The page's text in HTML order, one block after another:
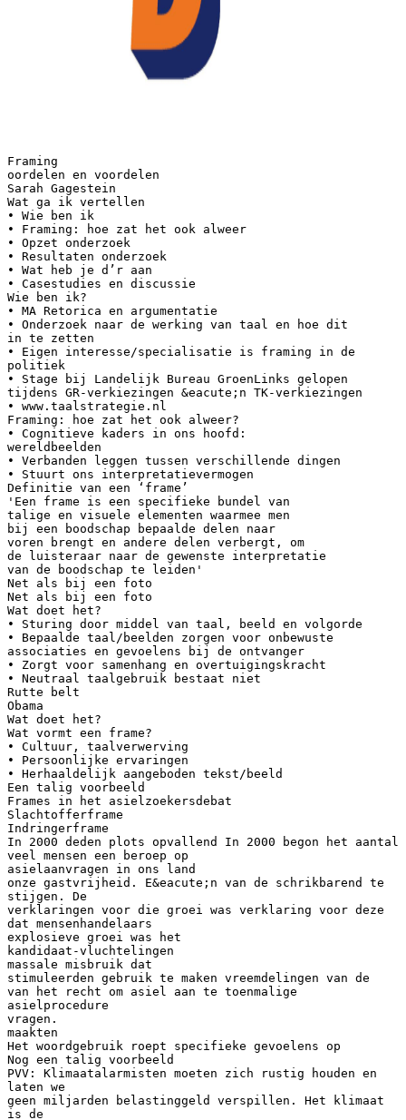
Framing
oordelen en voordelen
Sarah Gagestein
Wat ga ik vertellen
• Wie ben ik
• Framing: hoe zat het ook alweer
• Opzet onderzoek
• Resultaten onderzoek
• Wat heb je d’r aan
• Casestudies en discussie
Wie ben ik?
• MA Retorica en argumentatie
• Onderzoek naar de werking van taal en hoe dit
in te zetten
• Eigen interesse/specialisatie is framing in de
politiek
• Stage bij Landelijk Bureau GroenLinks gelopen
tijdens GR-verkiezingen &eacute;n TK-verkiezingen
• www.taalstrategie.nl
Framing: hoe zat het ook alweer?
• Cognitieve kaders in ons hoofd:
wereldbeelden
• Verbanden leggen tussen verschillende dingen
• Stuurt ons interpretatievermogen
Definitie van een ‘frame’
'Een frame is een specifieke bundel van
talige en visuele elementen waarmee men
bij een boodschap bepaalde delen naar
voren brengt en andere delen verbergt, om
de luisteraar naar de gewenste interpretatie
van de boodschap te leiden'
Net als bij een foto
Net als bij een foto
Wat doet het?
• Sturing door middel van taal, beeld en volgorde
• Bepaalde taal/beelden zorgen voor onbewuste
associaties en gevoelens bij de ontvanger
• Zorgt voor samenhang en overtuigingskracht
• Neutraal taalgebruik bestaat niet
Rutte belt
Obama
Wat doet het?
Wat vormt een frame?
• Cultuur, taalverwerving
• Persoonlijke ervaringen
• Herhaaldelijk aangeboden tekst/beeld
Een talig voorbeeld
Frames in het asielzoekersdebat
Slachtofferframe
Indringerframe
In 2000 deden plots opvallend In 2000 begon het aantal
veel mensen een beroep op
asielaanvragen in ons land
onze gastvrijheid. E&eacute;n van de schrikbarend te
stijgen. De
verklaringen voor die groei was verklaring voor deze
dat mensenhandelaars
explosieve groei was het
kandidaat-vluchtelingen
massale misbruik dat
stimuleerden gebruik te maken vreemdelingen van de
van het recht om asiel aan te toenmalige
asielprocedure
vragen.
maakten
Het woordgebruik roept specifieke gevoelens op
Nog een talig voorbeeld
PVV: Klimaatalarmisten moeten zich rustig houden en
laten we
geen miljarden belastinggeld verspillen. Het klimaat
is de